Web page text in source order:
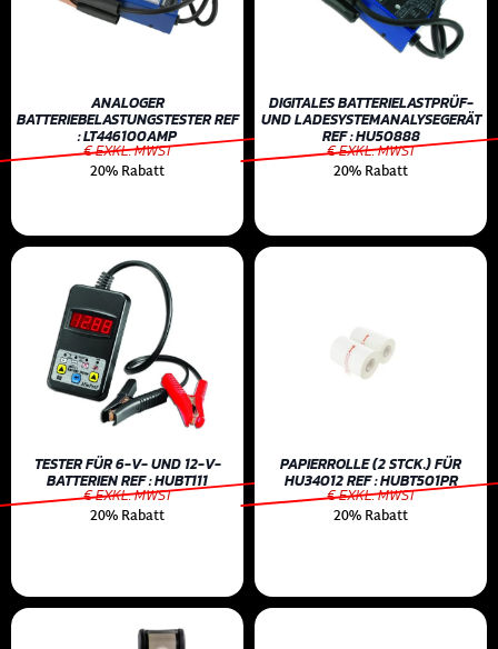
ANALOGER
BATTERIEBELASTUNGSTESTER REF
: LT446100AMP
€ EXKL. MWST
20% Rabatt
DIGITALES BATTERIELASTPRÜF-
UND LADESYSTEMANALYSEGERÄT
REF : HU50888
€ EXKL. MWST
20% Rabatt
TESTER FÜR 6-V- UND 12-V-
BATTERIEN REF : HUBT111
€ EXKL. MWST
20% Rabatt
PAPIERROLLE (2 STCK.) FÜR
HU34012 REF : HUBT501PR
€ EXKL. MWST
20% Rabatt